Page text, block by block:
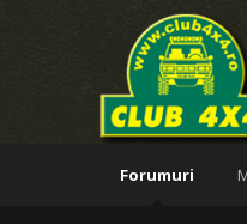
Forumuri